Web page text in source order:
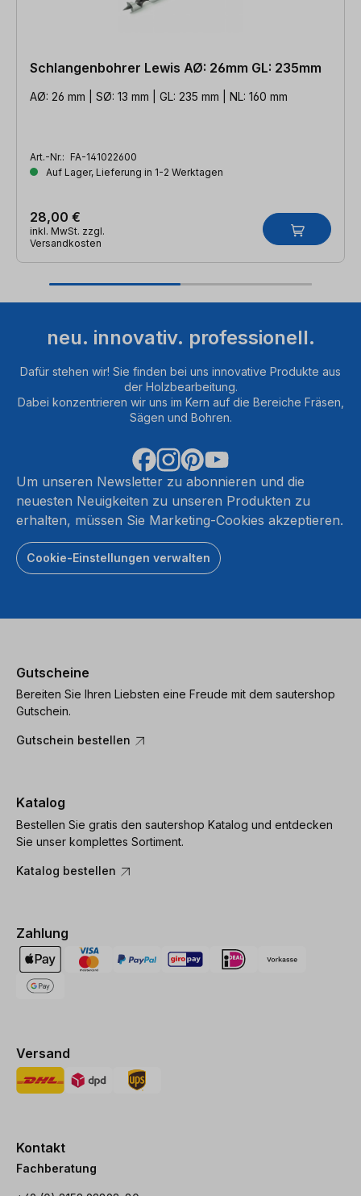
Schlangenbohrer Lewis AØ: 26mm GL: 235mm
AØ: 26 mm | SØ: 13 mm | GL: 235 mm | NL: 160 mm
Art.-Nr.: FA-141022600
Auf Lager, Lieferung in 1-2 Werktagen
28,00 €
inkl. MwSt. zzgl.
Versandkosten
neu. innovativ. professionell.
Dafür stehen wir! Sie finden bei uns innovative Produkte aus
der Holzbearbeitung.
Dabei konzentrieren wir uns im Kern auf die Bereiche Fräsen,
Sägen und Bohren.
Um unseren Newsletter zu abonnieren und die
neuesten Neuigkeiten zu unseren Produkten zu
erhalten, müssen Sie Marketing-Cookies akzeptieren.
Cookie-Einstellungen verwalten
Gutscheine
Bereiten Sie Ihren Liebsten eine Freude mit dem sautershop
Gutschein.
Gutschein bestellen
Katalog
Bestellen Sie gratis den sautershop Katalog und entdecken
Sie unser komplettes Sortiment.
Katalog bestellen
Zahlung
Versand
Kontakt
Fachberatung